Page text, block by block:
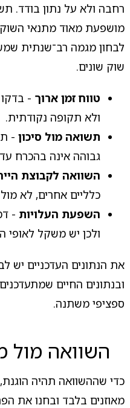
רחבה ולא על נתון בודד.
מושפעת מאוד מתנאי
לבחון מגמה רב־שנתית
שוק שונים.
טווח זמן ארוך -
ולא תקופה נקודתית.
תשואה מול סיכון-
גבוהה אינה בהכרח
השוואה לקבוצת
כלליים אחרים, לא
השפעת העלויות -
ולכן יש משקל לאופי
את הנתונים העדכניים יש
ובנתונים החיים
ספציפי משתנה.
השוואה מול
כדי שההשוואה תהיה
מאוזנים בלבד ובחנו את